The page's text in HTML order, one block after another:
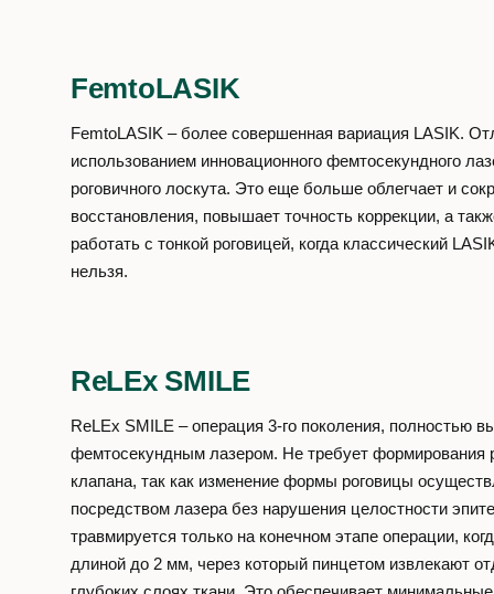
FemtoLASIK
FemtoLASIK – более совершенная вариация LASIK.
использованием инновационного фемтосекундного
роговичного лоскута. Это еще больше облегчает и
восстановления, повышает точность коррекции, а
работать с тонкой роговицей, когда классический
нельзя.
ReLEx SMILE
ReLEx SMILE – операция 3-го поколения, полностью
фемтосекундным лазером. Не требует формирования
клапана, так как изменение формы роговицы
посредством лазера без нарушения целостности
травмируется только на конечном этапе операции,
длиной до 2 мм, через который пинцетом извлекают